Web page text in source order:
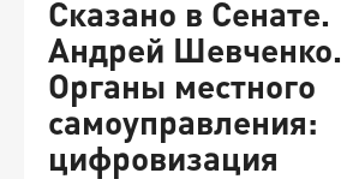
Сказано в Сенате.
Андрей Шевченко.
Органы местного
самоуправления:
цифровизация